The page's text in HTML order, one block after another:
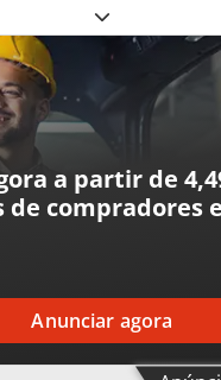
por patins. Dcedpfx
a partir de
de compradores
Anunciar agora